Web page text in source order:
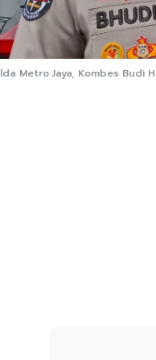
Metro Jaya, Kombes Budi